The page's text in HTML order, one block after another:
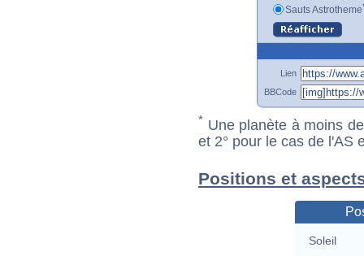
Sauts Astrotheme
Lien
BBCode
* Une planète à moins
et 2° pour le cas de l'AS
Positions et
Soleil